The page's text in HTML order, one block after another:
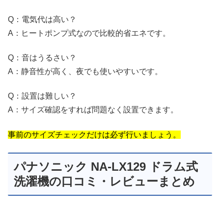
Q：電気代は高い？
A：ヒートポンプ式なので比較的省エネです。
Q：音はうるさい？
A：静音性が高く、夜でも使いやすいです。
Q：設置は難しい？
A：サイズ確認をすれば問題なく設置できます。
事前のサイズチェックだけは必ず行いましょう。
パナソニック NA-LX129 ドラム式
洗濯機の口コミ・レビューまとめ